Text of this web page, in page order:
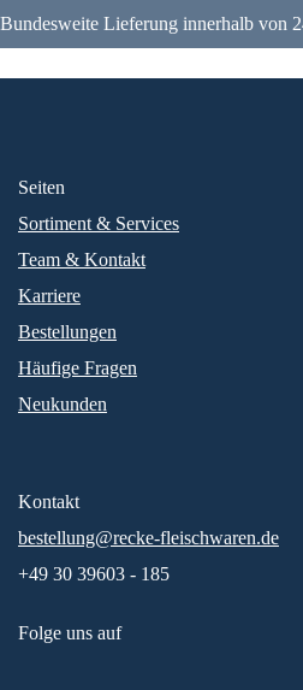
Bundesweite Lieferung innerhalb von
Seiten
Sortiment & Services
Team & Kontakt
Karriere
Bestellungen
Häufige Fragen
Neukunden
Kontakt
bestellung@recke-fleischwaren.de
+49 30 39603 - 185
Folge uns auf